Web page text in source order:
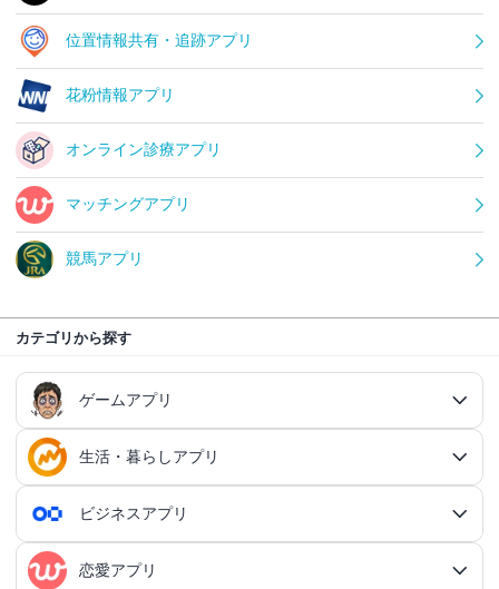
位置情報共有・追跡アプリ
花粉情報アプリ
オンライン診療アプリ
マッチングアプリ
競馬アプリ
カテゴリから探す
ゲームアプリ
ゲームアプリ総合
RPGアプリ
RPGアプリ総合
アクションゲームアプリ
生活・暮らしアプリ
生活・暮らしアプリ総合
ファイナンスアプリ
ビジネスアプリ
ビジネスアプリ総合
恋愛アプリ